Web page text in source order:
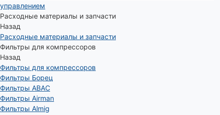
управлением
Расходные материалы и запчасти
Назад
Расходные материалы и запчасти
Фильтры для компрессоров
Назад
Фильтры для компрессоров
Фильтры Борец
Фильтры ABAC
Фильтры Airman
Фильтры Almig